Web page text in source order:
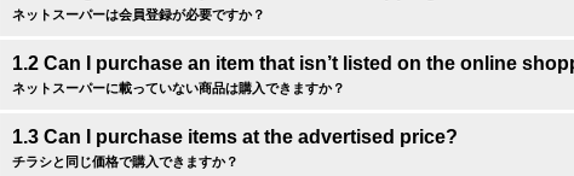
ネットスーパーは会員登録が必要ですか？
1.2 Can I purchase an item that isn’t listed on the online
ネットスーパーに載っていない商品は購入できますか？
1.3 Can I purchase items at the advertised price?
チラシと同じ価格で購入できますか？